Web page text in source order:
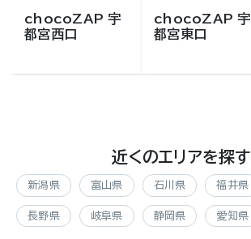
chocoZAP 宇
都宮西口
chocoZAP 宇
都宮東口
近くのエリアを探す
新潟県 富山県 石川県 福井県
長野県 岐阜県 静岡県 愛知県